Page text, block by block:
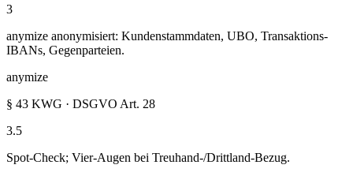
3
anymize anonymisiert: Kundenstammdaten, UBO, Transaktions-
IBANs, Gegenparteien.
anymize
§ 43 KWG · DSGVO Art. 28
3.5
Spot-Check; Vier-Augen bei Treuhand-/Drittland-Bezug.